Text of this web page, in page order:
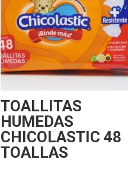
TOALLITAS
HUMEDAS
CHICOLASTIC 48
TOALLAS